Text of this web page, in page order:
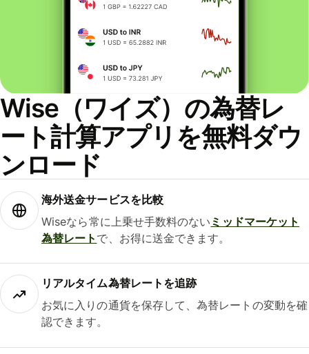
Wise（ワイズ）の為替レ
ート計算アプリを無料ダウ
ンロード
海外送金サービスを比較
Wiseなら常に上乗せ手数料のない ミッドマーケット
為替レート で、お得に送金できます。
リアルタイム為替レートを追跡
お気に入りの通貨を保存して、為替レートの変動を確
認できます。